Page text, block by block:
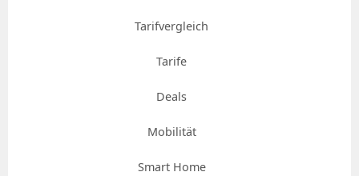
Tarifvergleich
Tarife
Deals
Mobilität
Smart Home